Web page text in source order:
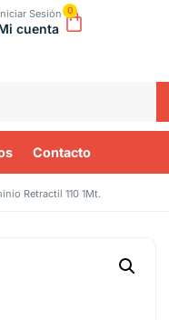
Sesión
cuenta
0
Contacto
Retractil 110 1Mt.